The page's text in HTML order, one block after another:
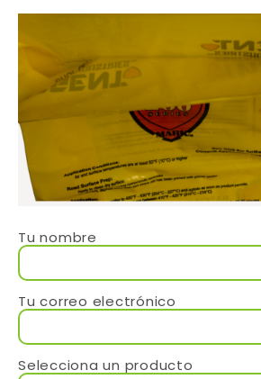
Tu nombre
Tu correo electrónico
Selecciona un producto